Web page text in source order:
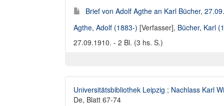
Brief von Adolf Agthe an Karl Bücher,
Agthe, Adolf (1883-) [Verfasser], Bücher, Karl
27.09.1910. - 2 Bl. (3 hs. S.)
Universitätsbibliothek Leipzig ; Nachlass Karl
De, Blatt 67-74